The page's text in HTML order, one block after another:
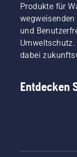
bequemeren
Sitz und
beugt
Müdigkeit
vor,
sodass
länger
und
Produkte für
und
dabei
Entdecken